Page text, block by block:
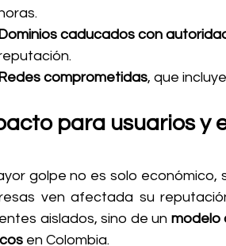
Dominios caducados con
Redes comprometidas, que
para usuarios y
golpe no es solo económico,
ven afectada su
aislados, sino de un modelo
en Colombia.